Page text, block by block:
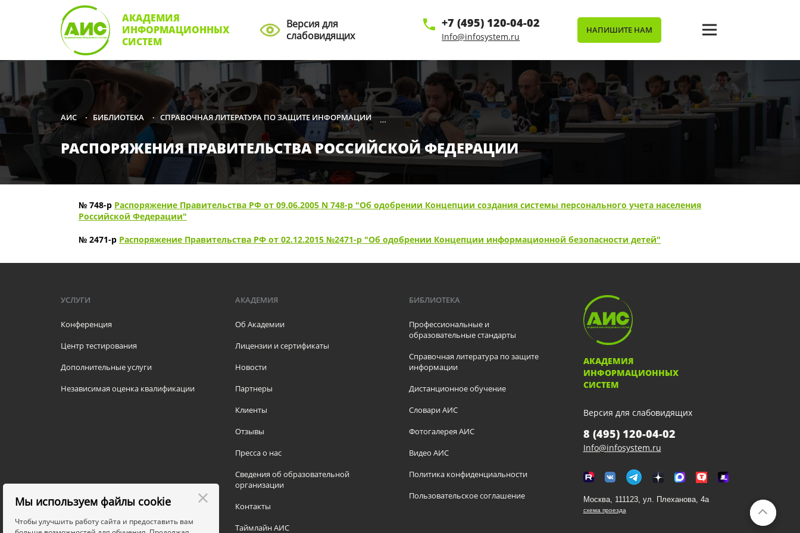
АКАДЕМИЯ
ИНФОРМАЦИОННЫХ
СИСТЕМ
Версия для
слабовидящих
+7 (495) 120-04-02
Info@infosystem.ru
НАПИШИТЕ НАМ
АИС • БИБЛИОТЕКА • СПРАВОЧНАЯ ЛИТЕРАТУРА ПО ЗАЩИТЕ ИНФОРМАЦИИ • РАСПОРЯЖЕНИЯ ПРАВИТЕЛЬСТВА РОССИЙСКОЙ ФЕДЕРАЦИИ
РАСПОРЯЖЕНИЯ ПРАВИТЕЛЬСТВА РОССИЙСКОЙ ФЕДЕРАЦИИ
№ 748-р Распоряжение Правительства РФ от 09.06.2005 N 748-р "Об одобрении Концепции создания системы персонального учета населения
Российской Федерации"
№ 2471-р Распоряжение Правительства РФ от 02.12.2015 №2471-р "Об одобрении Концепции информационной безопасности детей"
УСЛУГИ
Конференция
Центр тестирования
Дополнительные услуги
Независимая оценка квалификации
АКАДЕМИЯ
Об Академии
Лицензии и сертификаты
Новости
Партнеры
Клиенты
Отзывы
Пресса о нас
Сведения об образовательной
организации
Контакты
Таймлайн АИС
БИБЛИОТЕКА
Профессиональные и
образовательные стандарты
Справочная литература по защите
информации
Дистанционное обучение
Словари АИС
Фотогалерея АИС
Видео АИС
Политика конфиденциальности
Пользовательское соглашение
АКАДЕМИЯ
ИНФОРМАЦИОННЫХ
СИСТЕМ
Версия для слабовидящих
8 (495) 120-04-02
Info@infosystem.ru
Москва, 111123, ул. Плеханова, 4а
схема проезда
Мы используем файлы cookie
Чтобы улучшить работу сайта и предоставить вам